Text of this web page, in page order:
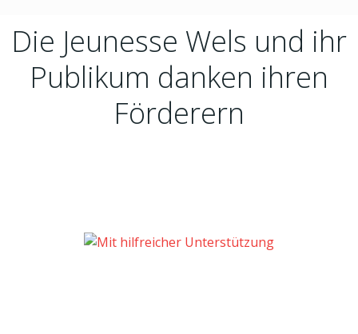
Die Jeunesse Wels und ihr
Publikum danken ihren
Förderern